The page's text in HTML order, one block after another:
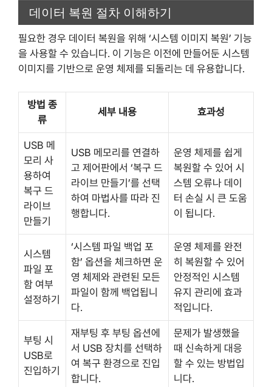
데이터 복원 절차 이해하기
필요한 경우 데이터 복원을 위해 ‘시스템 이미지 복원’ 기능
을 사용할 수 있습니다. 이 기능은 이전에 만들어둔 시스템
이미지를 기반으로 운영 체제를 되돌리는 데 유용합니다.
방법 종
류
세부 내용 효과성
USB 메
모리 사
용하여
복구 드
라이브
만들기
USB 메모리를 연결하
고 제어판에서 ‘복구 드
라이브 만들기’를 선택
하여 마법사를 따라 진
행합니다.
운영 체제를 쉽게
복원할 수 있어 시
스템 오류나 데이
터 손실 시 큰 도움
이 됩니다.
시스템
파일 포
함 여부
설정하기
‘시스템 파일 백업 포
함’ 옵션을 체크하면 운
영 체제와 관련된 모든
파일이 함께 백업됩니
다.
운영 체제를 완전
히 복원할 수 있어
안정적인 시스템
유지 관리에 효과
적입니다.
부팅 시
USB로
진입하기
재부팅 후 부팅 옵션에
서 USB 장치를 선택하
여 복구 환경으로 진입
합니다.
문제가 발생했을
때 신속하게 대응
할 수 있는 방법입
니다.